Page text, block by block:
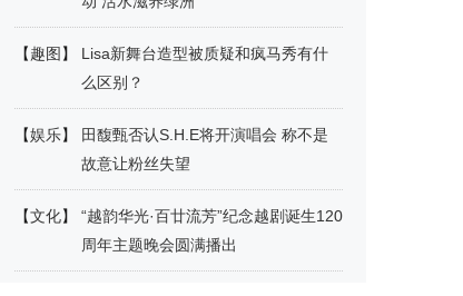
【趣图 】
Lisa新舞台造型被质疑和疯马秀有什
么区别？
【娱乐】
田馥甄否认S.H.E将开演唱会 称不是
故意让粉丝失望
【文化】
“越韵华光·百廿流芳”纪念越剧诞生120
周年主题晚会圆满播出